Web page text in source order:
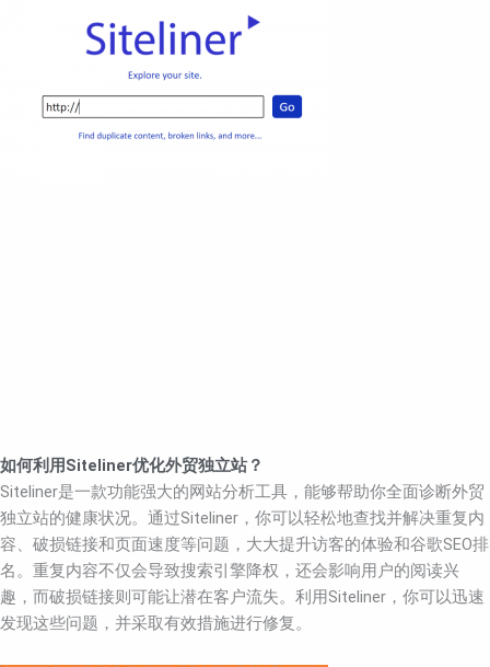
如何利用Siteliner优化外贸独立站？
Siteliner是一款功能强大的网站分析工具，能够帮助你全面诊断外贸
独立站的健康状况。通过Siteliner，你可以轻松地查找并解决重复内
容、破损链接和页面速度等问题，大大提升访客的体验和谷歌SEO排
名。重复内容不仅会导致搜索引擎降权，还会影响用户的阅读兴
趣，而破损链接则可能让潜在客户流失。利用Siteliner，你可以迅速
发现这些问题，并采取有效措施进行修复。